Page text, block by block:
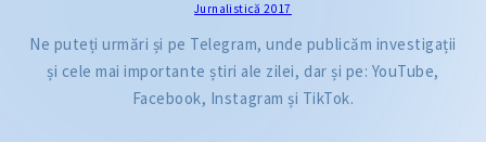
Jurnalistică 2017
Ne puteți urmări și pe Telegram, unde publicăm investigații
și cele mai importante știri ale zilei, dar și pe: YouTube,
Facebook, Instagram și TikTok.